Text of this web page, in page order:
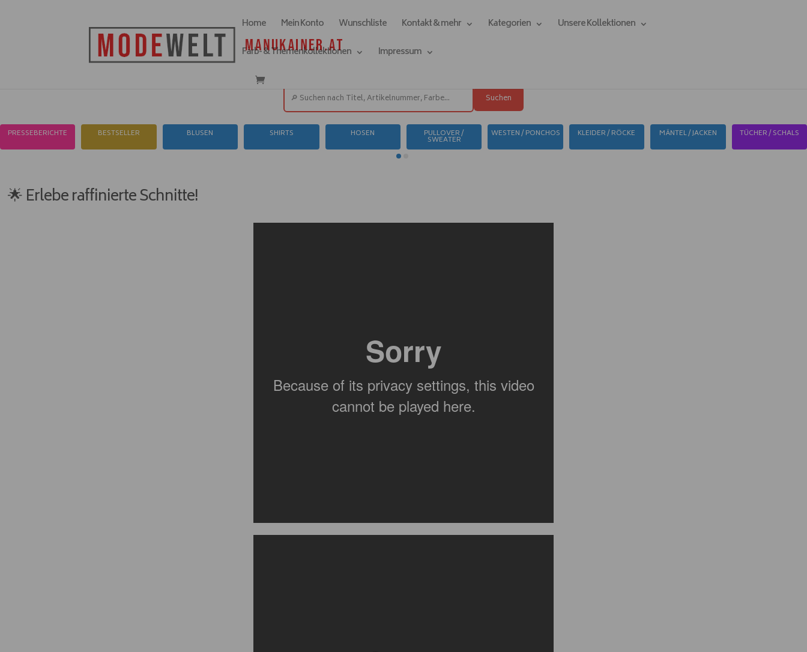
Home Mein Konto Wunschliste Kontakt & mehr Kategorien
Unsere Kollektionen
Farb- & Themenkollektionen
Impressum
Suchen
PRESSEBERICHTE BESTSELLER BLUSEN SHIRTS HOSEN PULLOVER /
SWEATER
WESTEN / PONCHOS KLEIDER / RÖCKE MÄNTEL / JACKEN TÜCHER / SCHALS
🌟 Erlebe raffinierte Schnitte!